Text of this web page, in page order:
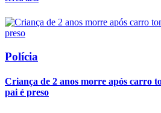
Polícia
Criança de 2 anos morre após carro
pai é preso